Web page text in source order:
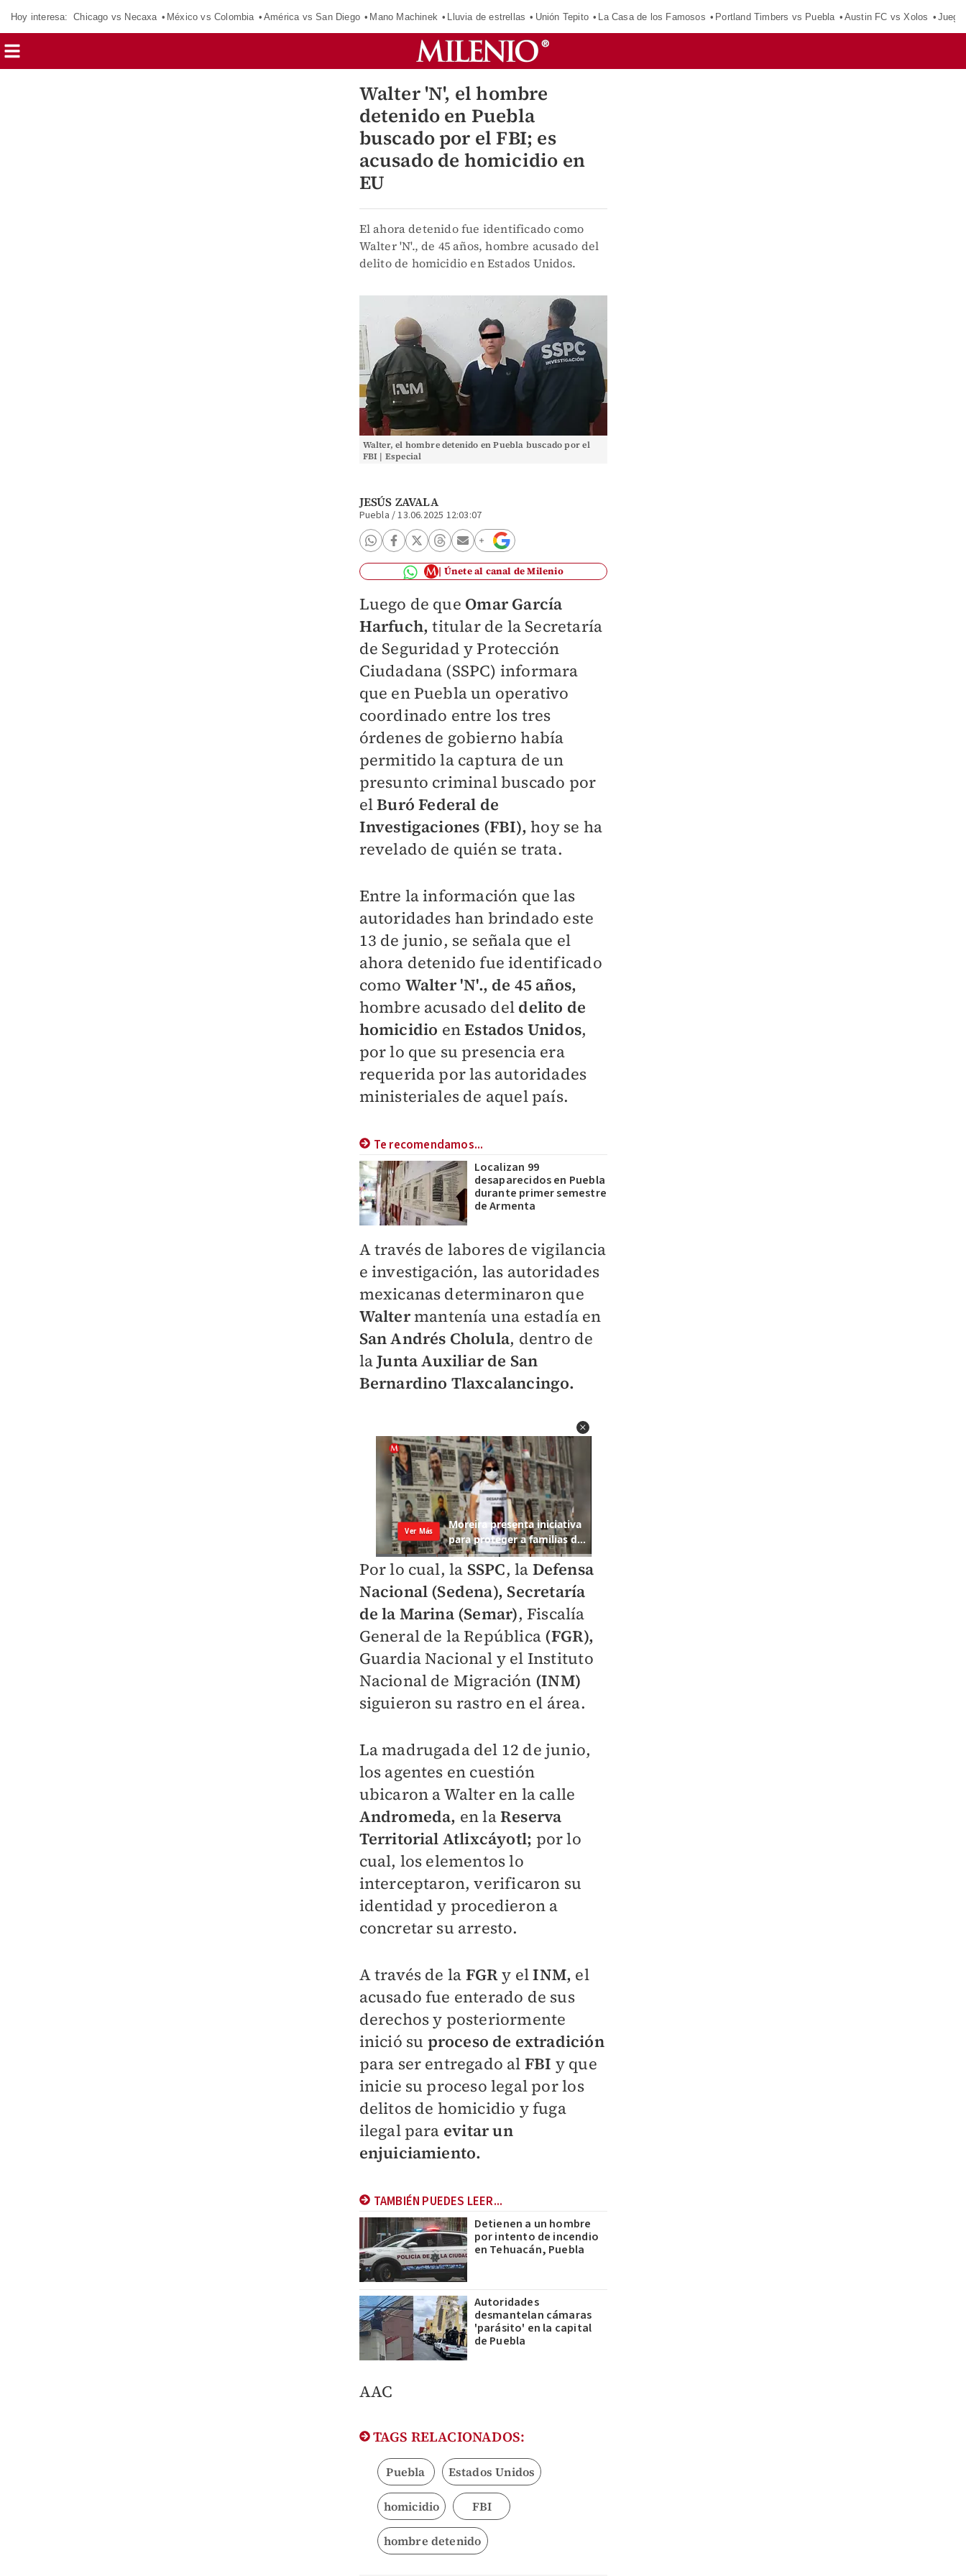
Hoy interesa: Chicago vs Necaxa México vs Colombia América vs San Diego Mano Machinek Lluvia de estrellas Unión Tepito La Casa de los Famosos Portland Timbers vs Puebla Austin FC vs Xolos
Walter 'N', el hombre
detenido en Puebla
buscado por el FBI; es
acusado de homicidio en
EU
El ahora detenido fue identificado como
Walter 'N'., de 45 años, hombre acusado del
delito de homicidio en Estados Unidos.
Walter, el hombre detenido en Puebla buscado por el
FBI | Especial
JESÚS ZAVALA
Puebla /13.06.2025 12:03:07
Únete al canal de Milenio
Luego de que Omar García
Harfuch, titular de la Secretaría
de Seguridad y Protección
Ciudadana (SSPC) informara
que en Puebla un operativo
coordinado entre los tres
órdenes de gobierno había
permitido la captura de un
presunto criminal buscado por
elBuró Federal de
Investigaciones (FBI), hoy se ha
revelado de quién se trata.
Entre la información que las
autoridades han brindado este
13 de junio, se señala que el
ahora detenido fue identificado
como Walter 'N'., de 45 años,
hombre acusado del delito de
homicidio enEstados Unidos,
por lo que su presencia era
requerida por las autoridades
ministeriales de aquel país.
Te recomendamos...
Localizan 99
desaparecidos en Puebla
durante primer semestre
de Armenta
A través de labores de vigilancia
e investigación, las autoridades
mexicanas determinaron que
Waltermantenía una estadía en
San Andrés Cholula, dentro de
laJunta Auxiliar de San
Bernardino Tlaxcalancingo.
Por lo cual, la SSPC, la Defensa
Nacional (Sedena), Secretaría
de la Marina (Semar), Fiscalía
General de la República (FGR),
Guardia Nacional y el Instituto
Nacional de Migración (INM)
siguieron su rastro en el área.
La madrugada del 12 de junio,
los agentes en cuestión
ubicaron a Walter en la calle
Andromeda, en laReserva
Territorial Atlixcáyotl; por lo
cual, los elementos lo
interceptaron, verificaron su
identidad y procedieron a
concretar su arresto.
A través de la FGRy elINM, el
acusado fue enterado de sus
derechos y posteriormente
inició su proceso de extradición
para ser entregado al FBI y que
inicie su proceso legal por los
delitos de homicidio y fuga
ilegal para evitar un
enjuiciamiento.
TAMBIÉN PUEDES LEER...
Detienen a un hombre
por intento de incendio
en Tehuacán, Puebla
Autoridades
desmantelan cámaras
'parásito' en la capital
de Puebla
AAC
TAGS RELACIONADOS:
Puebla Estados Unidos
homicidio FBI
hombre detenido